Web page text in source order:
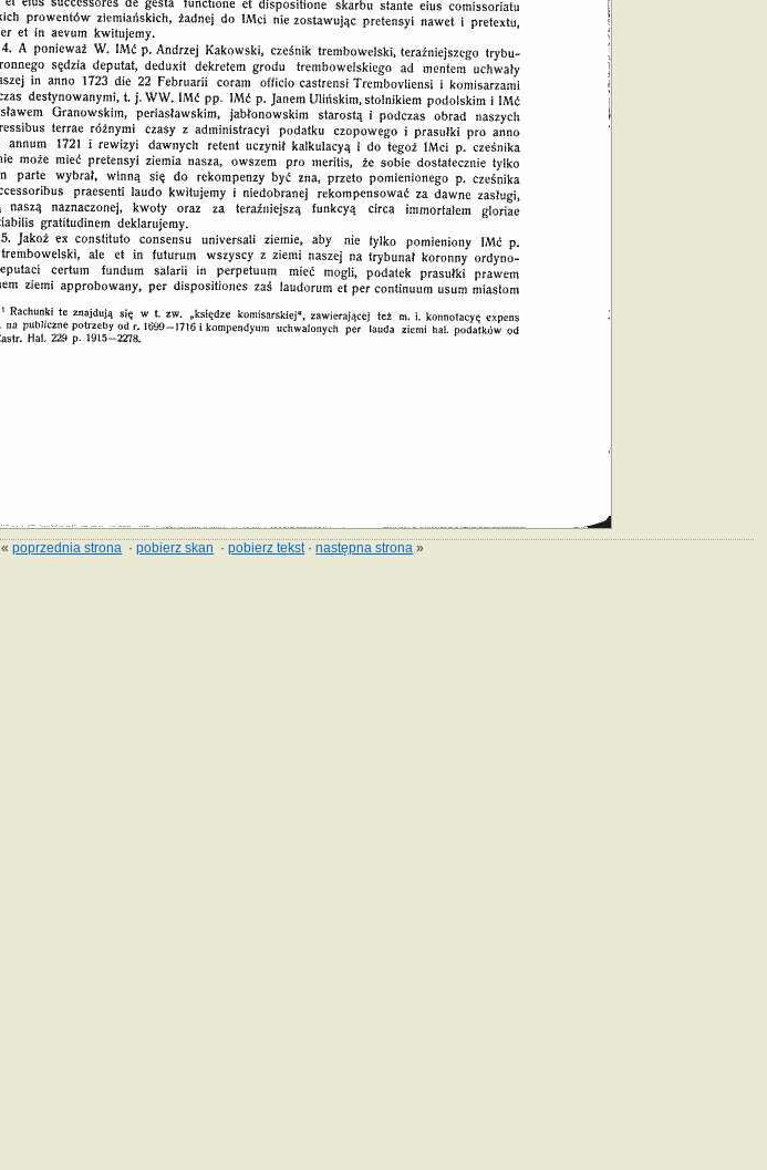
«poprzednia strona ·pobierz skan ·pobierz tekst·następna strona »